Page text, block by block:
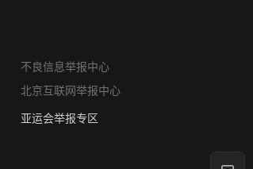
不良信息举报中心
北京互联网举报中心
算法推荐专项举报
亚运会举报专区